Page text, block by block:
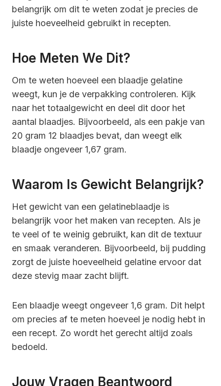
belangrijk om dit te weten zodat je precies de
juiste hoeveelheid gebruikt in recepten.
Hoe Meten We Dit?
Om te weten hoeveel een blaadje gelatine
weegt, kun je de verpakking controleren. Kijk
naar het totaalgewicht en deel dit door het
aantal blaadjes. Bijvoorbeeld, als een pakje van
20 gram 12 blaadjes bevat, dan weegt elk
blaadje ongeveer 1,67 gram.
Waarom Is Gewicht Belangrijk?
Het gewicht van een gelatineblaadje is
belangrijk voor het maken van recepten. Als je
te veel of te weinig gebruikt, kan dit de textuur
en smaak veranderen. Bijvoorbeeld, bij pudding
zorgt de juiste hoeveelheid gelatine ervoor dat
deze stevig maar zacht blijft.
Een blaadje weegt ongeveer 1,6 gram. Dit helpt
om precies af te meten hoeveel je nodig hebt in
een recept. Zo wordt het gerecht altijd zoals
bedoeld.
Jouw Vragen Beantwoord